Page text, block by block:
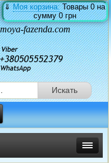
⇓Моя корзина:Товары0на
сумму0 грн
fazenda.com